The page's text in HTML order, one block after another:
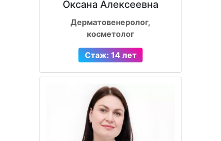
Оксана Алексеевна
Дерматовенеролог,
косметолог
Стаж: 14 лет